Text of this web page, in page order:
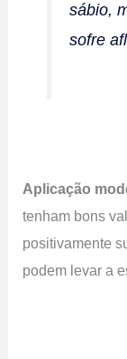
sábio,
sofre
Aplicação
tenham bons
positivamente
podem levar a